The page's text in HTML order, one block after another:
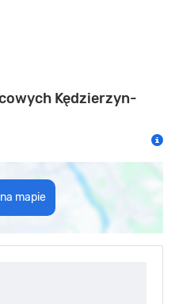
Kędzierzyn-
mapie